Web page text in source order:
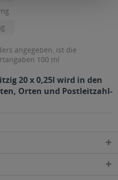
angegeben, ist die
100 ml
20 x 0,25l wird in den
Orten und Postleitzahl-